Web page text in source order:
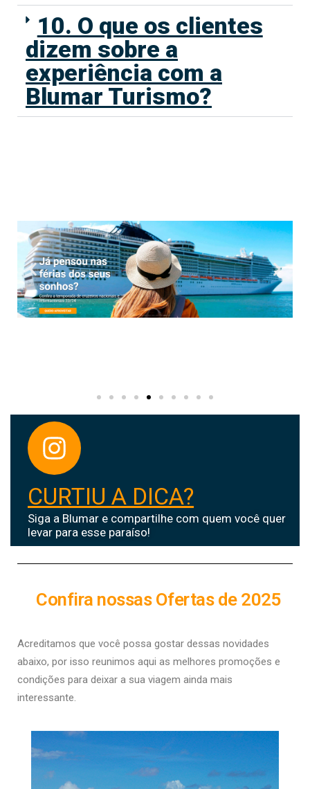
10. O que os clientes
dizem sobre a
experiência com a
Blumar Turismo?
CURTIU A DICA?
Siga a Blumar e compartilhe com quem você quer
levar para esse paraíso!
Confira nossas Ofertas de 2025
Acreditamos que você possa gostar dessas novidades
abaixo, por isso reunimos aqui as melhores promoções e
condições para deixar a sua viagem ainda mais
interessante.